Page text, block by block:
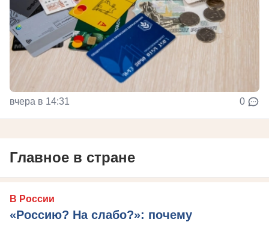
вчера в 14:31 0
Главное в стране
В России
«Россию? На слабо?»: почему